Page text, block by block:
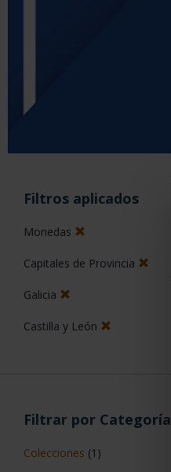
Filtros aplicados
Monedas
Capitales de Provincia
Galicia
Castilla y León
Filtrar por Categoría
Colecciones (1)